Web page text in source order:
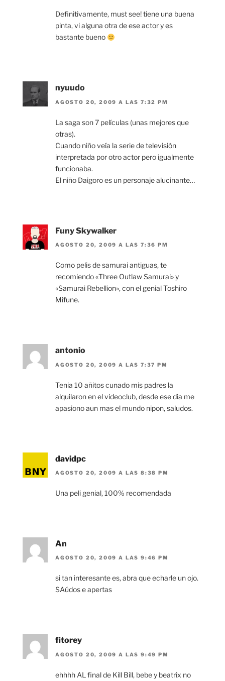
Definitivamente, must see! tiene una buena
pinta, vi alguna otra de ese actor y es
bastante bueno
nyuudo
AGOSTO 20, 2009 A LAS 7:32 PM
La saga son 7 películas (unas mejores que
otras).
Cuando niño veía la serie de televisión
interpretada por otro actor pero igualmente
funcionaba.
El niño Daigoro es un personaje alucinante…
Funy Skywalker
AGOSTO 20, 2009 A LAS 7:36 PM
Como pelis de samurai antiguas, te
recomiendo «Three Outlaw Samurai» y
«Samurai Rebellion», con el genial Toshiro
Mifune.
antonio
AGOSTO 20, 2009 A LAS 7:37 PM
Tenia 10 añitos cunado mis padres la
alquilaron en el videoclub, desde ese dia me
apasiono aun mas el mundo nipon, saludos.
davidpc
AGOSTO 20, 2009 A LAS 8:38 PM
Una peli genial, 100% recomendada
An
AGOSTO 20, 2009 A LAS 9:46 PM
si tan interesante es, abra que echarle un ojo.
SAúdos e apertas
fitorey
AGOSTO 20, 2009 A LAS 9:49 PM
ehhhh AL final de Kill Bill, bebe y beatrix no